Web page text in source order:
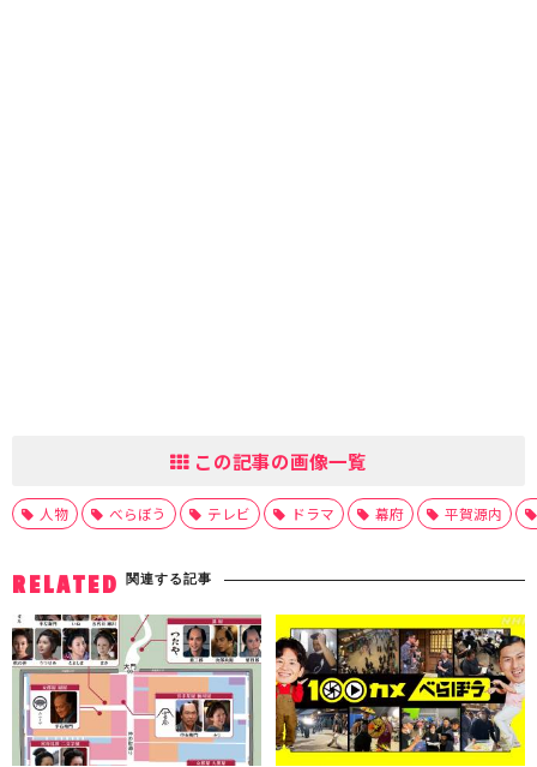
この記事の画像一覧
人物 べらぼう テレビ ドラマ 幕府 平賀源内
RELATED 関連する記事